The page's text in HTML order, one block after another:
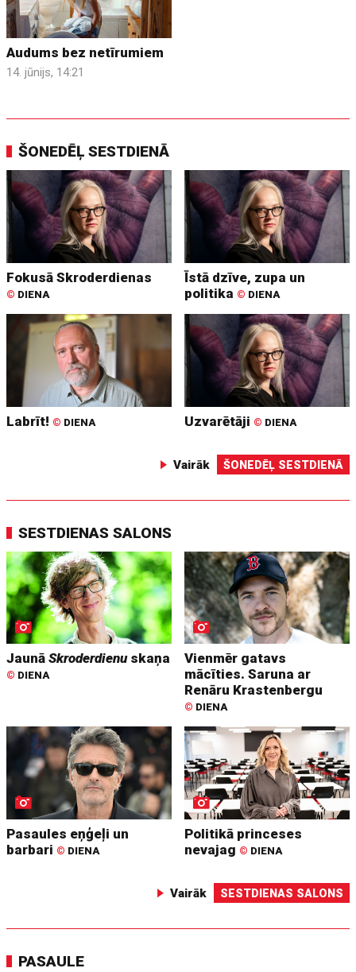
Audums bez netīrumiem
14. jūnijs, 14:21
ŠONEDĒĻ SESTDIENĀ
Fokusā Skroderdienas
© DIENA
Īstā dzīve, zupa un
politika © DIENA
Labrīt! © DIENA Uzvarētāji © DIENA
Vairāk ŠONEDĒĻ SESTDIENĀ
SESTDIENAS SALONS
JaunāSkroderdienuskaņa
© DIENA
Vienmēr gatavs
mācīties. Saruna ar
Renāru Krastenbergu
© DIENA
Pasaules eņģeļi un
barbari © DIENA
Politikā princeses
nevajag © DIENA
Vairāk SESTDIENAS SALONS
PASAULE